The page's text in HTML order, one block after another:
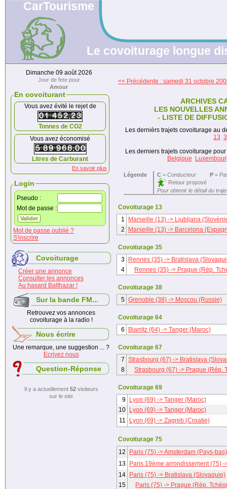
CarTourisme
Le covoiturage longue
Dimanche 09 août 2026
Jour de fete pour
Amour
En covoiturant
Vous avez évité le rejet de
Tonnes de CO2
Vous avez économisé
Litres de Carburant
En savoir plus
Login
Pseudo :
Mot de passe :
Mot de passe oublié ?
S'inscrire
Covoiturage
Créer une annonce
Consulter les annonces
Au hasard Balthazar !
Sur la bande FM...
Retrouvez vos annonces
covoiturage à la radio !
Nous écrire
Une remarque, une suggestion ... ?
Ecrivez nous
Question-Réponse
Il y a actuellement 52visiteurs
sur le site
<< Précédente : samedi 31 octobre
ARCHIVES
LES NOUVELLES
- LISTE DE
Les dernièrs trajets covoiturage au
13
Les derniers trajets covoiturage
Belgique
Légende C= Conducteur P=
Retour proposé
Pour obtenir le détail du
Covoiturage 13
1
Marseille (13) -> Ljubljana
2
Marseille (13) -> Barcelona
Covoiturage 35
3
Rennes (35) -> Bratislava
4
Rennes (35) -> Prague (Rép.
Covoiturage 38
5 Grenoble (38) -> Moscou (Russie)
Covoiturage 64
6
Biarritz (64) -> Tanger (Maroc)
Covoiturage 67
7 Strasbourg (67) -> Bratislava
8
Strasbourg (67) -> Prague (Rép.
Covoiturage 69
9
Lyon (69) -> Tanger (Maroc)
10
Lyon (69) -> Tanger (Maroc)
11
Lyon (69) -> Zagreb (Croatie)
Covoiturage 75
12
Paris (75) -> Amsterdam (Pays-bas)
13
Paris 19ème arrondissement (75)
14
Paris (75) -> Bratislava (Slovaquie)
15
Paris (75) -> Prague (Rép.